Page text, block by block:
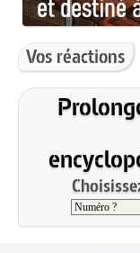
Vos réactions